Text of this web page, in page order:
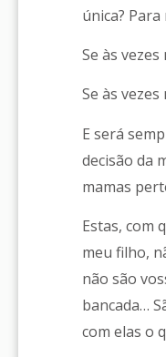
única? Para
Se às
Se às
E será
decisão da
mamas
Estas, com
meu filho,
não são
bancada…
com elas o